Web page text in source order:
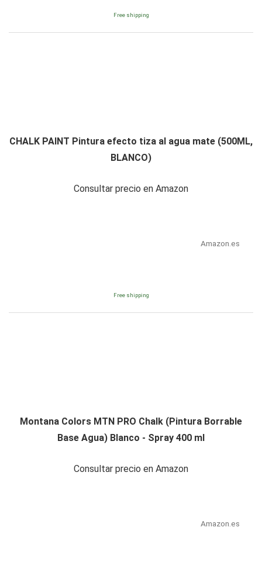
Free shipping
CHALK PAINT Pintura efecto tiza al agua mate (500ML,
BLANCO)
Consultar precio en Amazon
Amazon.es
Free shipping
Montana Colors MTN PRO Chalk (Pintura Borrable
Base Agua) Blanco - Spray 400 ml
Consultar precio en Amazon
Amazon.es